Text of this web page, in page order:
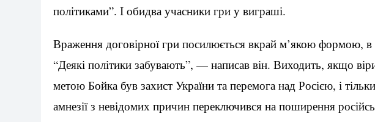
політиками”. І обидва учасники гри у виграші.
Враження договірної гри посилюється вкрай м’якою формою,
“Деякі політики забувають”, — написав він. Виходить, якщо
метою Бойка був захист України та перемога над Росією, і
амнезії з невідомих причин переключився на поширення